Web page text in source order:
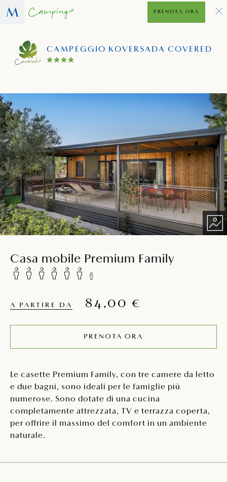
CAMPEGGIO KOVERSADA COVERED
PRENOTA ORA
Casa mobile Premium Family
A PARTIRE DA 84,00 €
PRENOTA ORA
Le casette Premium Family, con tre camere da letto
e due bagni, sono ideali per le famiglie più
numerose. Sono dotate di una cucina
completamente attrezzata, TV e terrazza coperta,
per offrire il massimo del comfort in un ambiente
naturale.